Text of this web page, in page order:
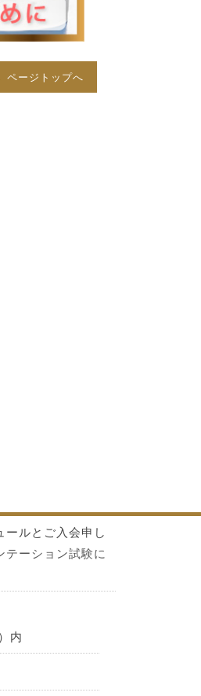
ページトップへ
ールとご入会申し
テーション試験に
内